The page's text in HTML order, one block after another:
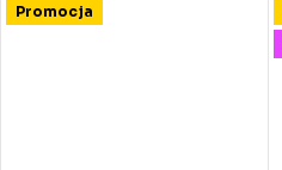
Promocja